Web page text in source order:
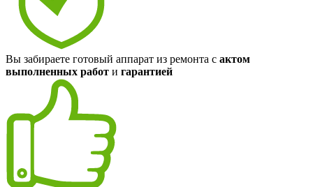
Вы забираете готовый аппарат из ремонта с актом
выполненных работ и гарантией